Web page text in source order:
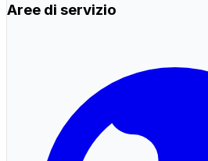
Aree di servizio